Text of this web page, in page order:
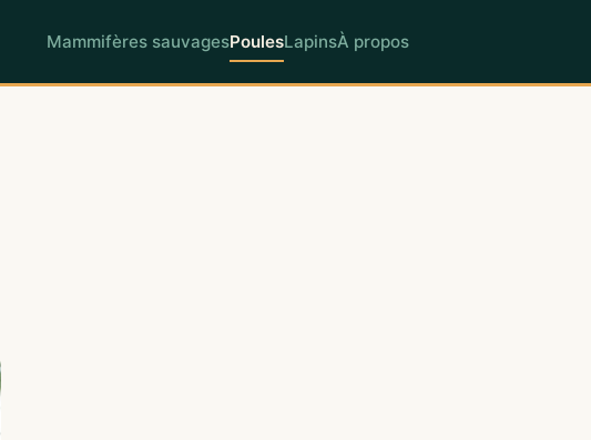
Mammifères sauvagesPoulesLapinsÀ propos